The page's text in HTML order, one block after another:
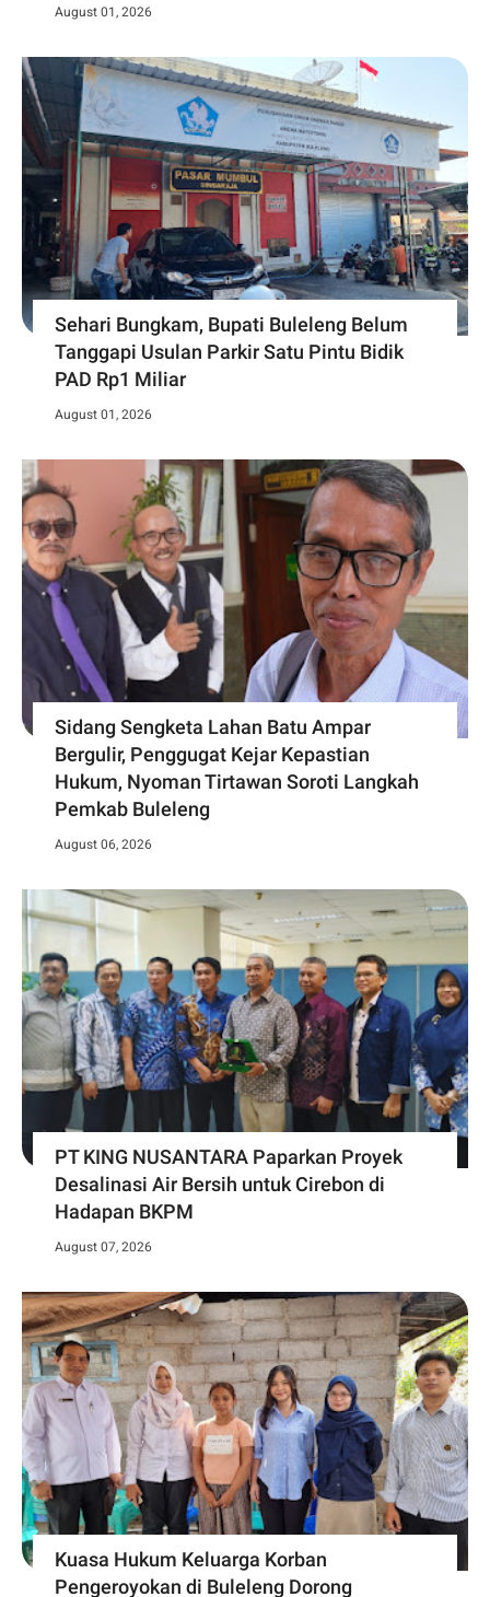
August 01, 2026
Sehari Bungkam, Bupati Buleleng Belum
Tanggapi Usulan Parkir Satu Pintu Bidik
PAD Rp1 Miliar
August 01, 2026
Sidang Sengketa Lahan Batu Ampar
Bergulir, Penggugat Kejar Kepastian
Hukum, Nyoman Tirtawan Soroti Langkah
Pemkab Buleleng
August 06, 2026
PT KING NUSANTARA Paparkan Proyek
Desalinasi Air Bersih untuk Cirebon di
Hadapan BKPM
August 07, 2026
Kuasa Hukum Keluarga Korban
Pengeroyokan di Buleleng Dorong